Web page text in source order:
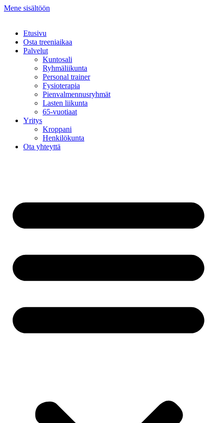
Mene sisältöön
Etusivu
Osta treeniaikaa
Palvelut
Kuntosali
Ryhmäliikunta
Personal trainer
Fysioterapia
Pienvalmennusryhmät
Lasten liikunta
65-vuotiaat
Yritys
Kroppani
Henkilökunta
Ota yhteyttä